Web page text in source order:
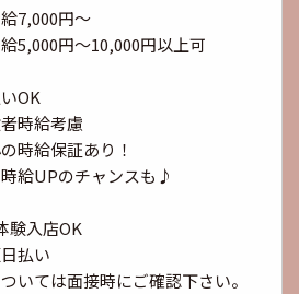
7,000円〜
5,000円〜10,000円以上可
OK
時給考慮
時給保証あり！
給UPのチャンスも♪
験入店OK
払い
いては面接時にご確認下さい。